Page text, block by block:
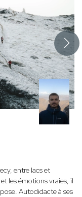
entre lacs et
les émotions vraies, il
Autodidacte à ses